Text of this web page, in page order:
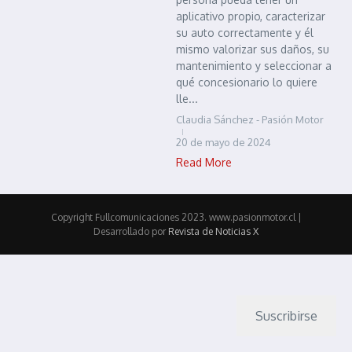
aplicativo propio, caracterizar
su auto correctamente y él
mismo valorizar sus daños, su
mantenimiento y seleccionar a
qué concesionario lo quiere
lle...
Claudia Sánchez - Pasión Motor
20 de mayo de 2024
Read More
Copyright Fullcomunicaciones 2023. www.pasionmotor.cl |
Desarrollado por Revista de Noticias X
Suscribirse